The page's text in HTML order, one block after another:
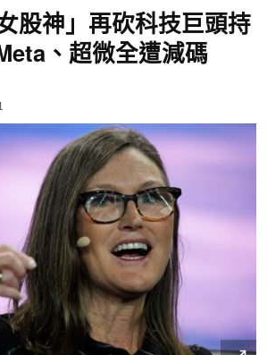
股神」再砍科技巨頭持
、超微全遭減碼